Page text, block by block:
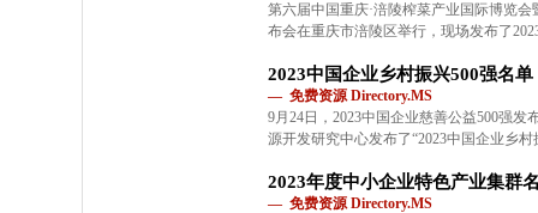
第六届中国重庆·涪陵榨菜产业国际博览
布会在重庆市涪陵区举行，现场发布了
2023中国企业乡村振兴500强名单
— 免费资源 Directory.MS
9月24日，2023中国企业慈善公益500强
源开发研究中心发布了“2023中国企业乡村
2023年度中小企业特色产业集群
— 免费资源 Directory.MS